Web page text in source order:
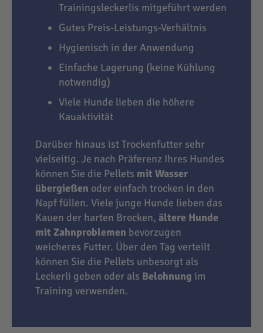
Trainingsleckerlis mitgeführt werden
Gutes Preis-Leistungs-Verhältnis
Hygienisch in der Anwendung
Einfache Lagerung (keine Kühlung
notwendig)
Viele Hunde lieben die höhere
Kauaktivität
Darüber hinaus ist Trockenfutter sehr
vielseitig. Je nach Präferenz Ihres Hundes
können Sie die Pellets mit Wasser
übergießen oder einfach trocken in den
Napf füllen. Viele junge Hunde lieben das
Kauen der harten Brocken, ältere Hunde
mit Zahnproblemen bevorzugen
weicheres Futter. Über den Tag verteilt
können Sie die Pellets unbesorgt als
Leckerli geben oder als Belohnung im
Training verwenden.